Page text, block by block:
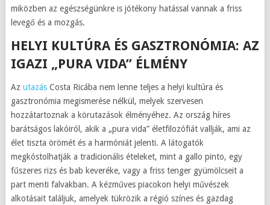
miközben az egészségünkre is jótékony hatással vannak a friss
levegő és a mozgás.
HELYI KULTÚRA ÉS GASZTRONÓMIA: AZ
IGAZI „PURA VIDA” ÉLMÉNY
Az utazásCosta Ricába nem lenne teljes a helyi kultúra és
gasztronómia megismerése nélkül, melyek szervesen
hozzátartoznak a körutazások élményéhez. Az ország híres
barátságos lakóiról, akik a „pura vida” életfilozófiát vallják, ami az
élet tiszta örömét és a harmóniát jelenti. A látogatók
megkóstolhatják a tradicionális ételeket, mint a gallo pinto, egy
fűszeres rizs és bab keveréke, vagy a friss tenger gyümölcseit a
part menti falvakban. A kézműves piacokon helyi művészek
alkotásait találjuk, amelyek tükrözik a régió színes és gazdag